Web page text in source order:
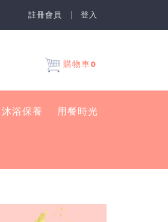
註冊會員 登入
購物車0
沐浴保養 用餐時光